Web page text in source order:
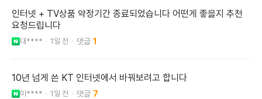
인터넷 + TV상품 약정기간 종료되었습니다 어떤게 좋을지 추천
요청드립니다
대**** 1일 전 1
10년 넘게 쓴 KT 인터넷에서 바꿔보려고 합니다
미**** 1일 전 7